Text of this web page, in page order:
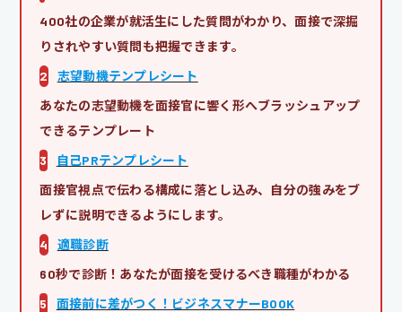
400社の企業が就活生にした質問がわかり、面接で深掘
りされやすい質問も把握できます。
2
志望動機テンプレシート
あなたの志望動機を面接官に響く形へブラッシュアップ
できるテンプレート
3
自己PRテンプレシート
面接官視点で伝わる構成に落とし込み、自分の強みをブ
レずに説明できるようにします。
4
適職診断
60秒で診断！あなたが面接を受けるべき職種がわかる
5
面接前に差がつく！ビジネスマナーBOOK